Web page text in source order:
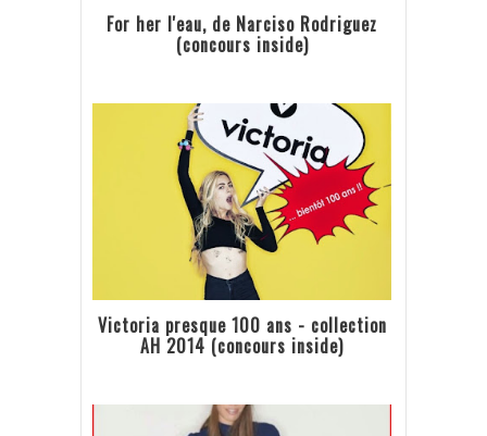
For her l'eau, de Narciso Rodriguez
(concours inside)
Victoria presque 100 ans - collection
AH 2014 (concours inside)